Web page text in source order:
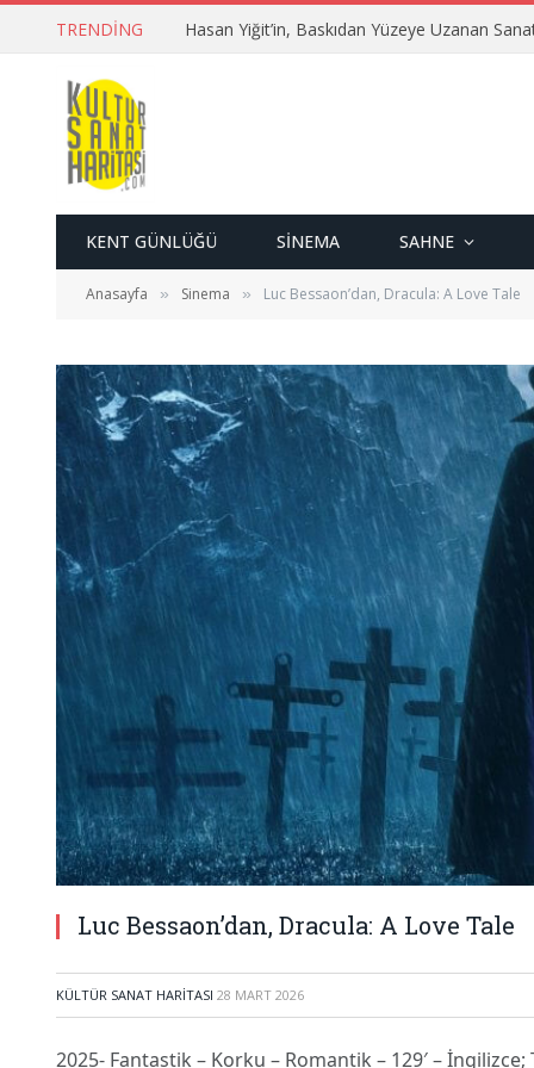
TRENDING Hasan Yiğit’in, Baskıdan Yüzeye Uzanan
KENT GÜNLÜĞÜ SINEMA SAHNE
Anasayfa » Sinema » Luc Bessaon’dan, Dracula: A Love Tale
Luc Bessaon’dan, Dracula: A Love Tale
KÜLTÜR SANAT HARITASI 28 MART 2026
2025- Fantastik – Korku – Romantik – 129′ – İngilizce;